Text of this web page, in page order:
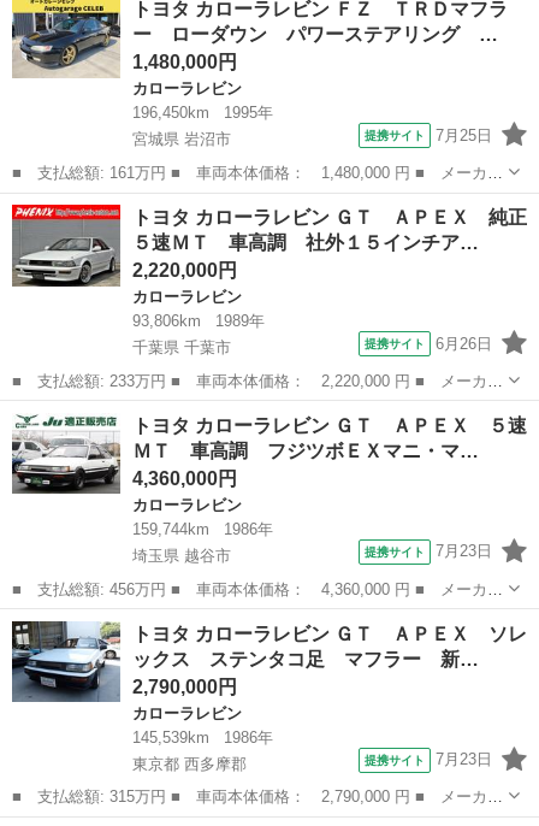
－Ｇ パワーステアリング パワーウィンドウ ＥＴＣ ■ 排気
量： 160...
トヨタ カローラレビン ＦＺ ＴＲＤマフラ
ー ローダウン パワーステアリング …
1,480,000円
カローラレビン
196,450km
1995年
宮城県 岩沼市
提携サイト 7月25日
■ 支払総額: 161万円 ■ 車両本体価格： 1,480,000 円 ■ メーカー
名： トヨタ ■ 車種名： カローラレビン ■ グレード名： Ｆ
Ｚ ＴＲＤマフラー ローダウン パワーステアリング パワーウィ
ンドウ リヤ...
宮城 岩沼市 カローラレビン
トヨタ カローラレビン ＧＴ ＡＰＥＸ 純正
５速ＭＴ 車高調 社外１５インチア…
2,220,000円
カローラレビン
93,806km
1989年
千葉県 千葉市
提携サイト 6月26日
■ 支払総額: 233万円 ■ 車両本体価格： 2,220,000 円 ■ メーカー
名： トヨタ ■ 車種名： カローラレビン ■ グレード名： Ｇ
Ｔ ＡＰＥＸ 純正５速ＭＴ 車高調 社外１５インチアルミ スポ
ーツグレード...
千葉 千葉市 カローラレビン
トヨタ カローラレビン ＧＴ ＡＰＥＸ ５速
ＭＴ 車高調 フジツボＥＸマニ・マ…
4,360,000円
カローラレビン
159,744km
1986年
埼玉県 越谷市
提携サイト 7月23日
■ 支払総額: 456万円 ■ 車両本体価格： 4,360,000 円 ■ メーカー
名： トヨタ ■ 車種名： カローラレビン ■ グレード名： Ｇ
Ｔ ＡＰＥＸ ５速ＭＴ 車高調 フジツボＥＸマニ・マフラー Ｌ
ＳＤ タイベ...
埼玉 越谷市 カローラレビン
トヨタ カローラレビン ＧＴ ＡＰＥＸ ソレ
ックス ステンタコ足 マフラー 新…
2,790,000円
カローラレビン
145,539km
1986年
東京都 西多摩郡
提携サイト 7月23日
■ 支払総額: 315万円 ■ 車両本体価格： 2,790,000 円 ■ メーカー
名： トヨタ ■ 車種名： カローラレビン ■ グレード名： Ｇ